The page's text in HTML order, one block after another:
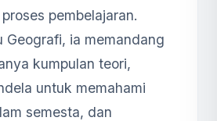
pembelajaran.
Geografi, ia memandang
kumpulan teori,
untuk memahami
semesta, dan